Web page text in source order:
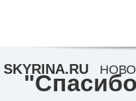
SKYRINA.RU